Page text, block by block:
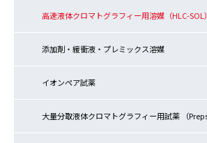
高速液体クロマトグラフィー用溶媒（HLC-SOL）
添加剤・緩衝液・プレミックス溶媒
イオンペア試薬
大量分取液体クロマトグラフィー用試薬 （